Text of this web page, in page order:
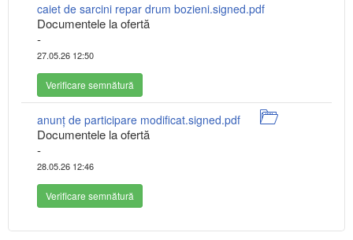
caiet de sarcini repar drum bozieni.signed.pdf
Documentele la ofertă
-
27.05.26 12:50
Verificare semnătură
anunț de participare modificat.signed.pdf
Documentele la ofertă
-
28.05.26 12:46
Verificare semnătură